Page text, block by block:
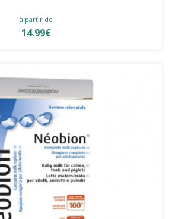
à partir de
14.99€